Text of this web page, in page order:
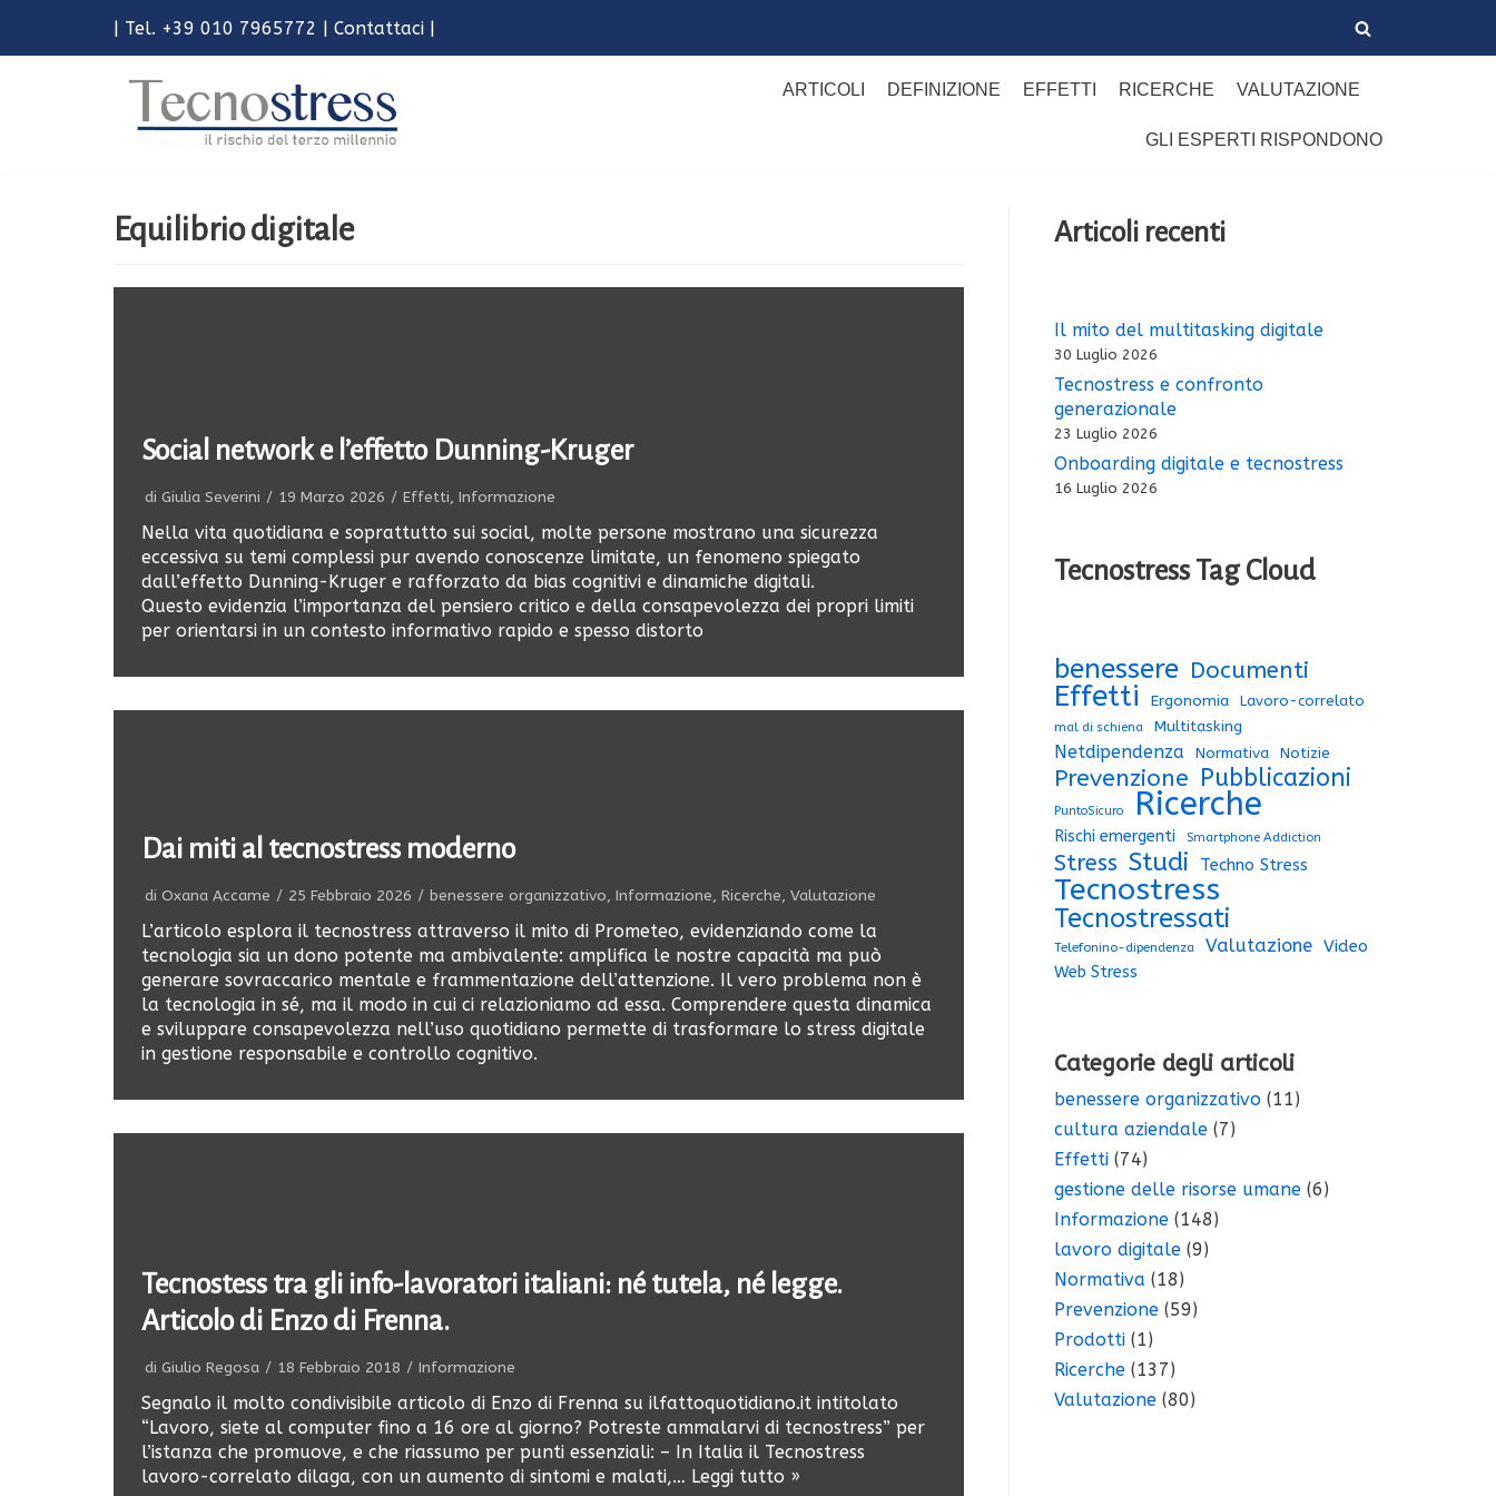
Vai
| Tel. +39 010 7965772 | Contattaci |
ARTICOLI DEFINIZIONE EFFETTI RICERCHE VALUTAZIONE
GLI ESPERTI RISPONDONO
Equilibrio digitale
Social network e l’effetto Dunning-Kruger
di Giulia Severini 19 Marzo 2026 Effetti, Informazione
Nella vita quotidiana e soprattutto sui social, molte persone mostrano una sicurezza
eccessiva su temi complessi pur avendo conoscenze limitate, un fenomeno spiegato
dall’effetto Dunning-Kruger e rafforzato da bias cognitivi e dinamiche digitali.
Questo evidenzia l’importanza del pensiero critico e della consapevolezza dei propri limiti
per orientarsi in un contesto informativo rapido e spesso distorto
Dai miti al tecnostress moderno
di Oxana Accame 25 Febbraio 2026 benessere organizzativo, Informazione, Ricerche, Valutazione
L’articolo esplora il tecnostress attraverso il mito di Prometeo, evidenziando come la
tecnologia sia un dono potente ma ambivalente: amplifica le nostre capacità ma può
generare sovraccarico mentale e frammentazione dell’attenzione. Il vero problema non è
la tecnologia in sé, ma il modo in cui ci relazioniamo ad essa. Comprendere questa dinamica
e sviluppare consapevolezza nell’uso quotidiano permette di trasformare lo stress digitale
in gestione responsabile e controllo cognitivo.
Tecnostess tra gli info-lavoratori italiani: né tutela, né legge.
Articolo di Enzo di Frenna.
di Giulio Regosa 18 Febbraio 2018 Informazione
Segnalo il molto condivisibile articolo di Enzo di Frenna su ilfattoquotidiano.it intitolato
“Lavoro, siete al computer fino a 16 ore al giorno? Potreste ammalarvi di tecnostress” per
l’istanza che promuove, e che riassumo per punti essenziali: – In Italia il Tecnostress
lavoro-correlato dilaga, con un aumento di sintomi e malati,… Leggi tutto »
Articoli recenti
Il mito del multitasking digitale
30 Luglio 2026
Tecnostress e confronto
generazionale
23 Luglio 2026
Onboarding digitale e tecnostress
16 Luglio 2026
Tecnostress Tag Cloud
benessere Documenti
Effetti Ergonomia Lavoro-correlato
mal di schiena Multitasking
Netdipendenza Normativa Notizie
Prevenzione Pubblicazioni
PuntoSicuro Ricerche
Rischi emergenti Smartphone Addiction
Stress Studi Techno Stress
Tecnostress
Tecnostressati
Telefonino-dipendenza Valutazione Video
Web Stress
Categorie degli articoli
benessere organizzativo (11)
cultura aziendale (7)
Effetti (74)
gestione delle risorse umane (6)
Informazione (148)
lavoro digitale (9)
Normativa (18)
Prevenzione (59)
Prodotti (1)
Ricerche (137)
Valutazione (80)